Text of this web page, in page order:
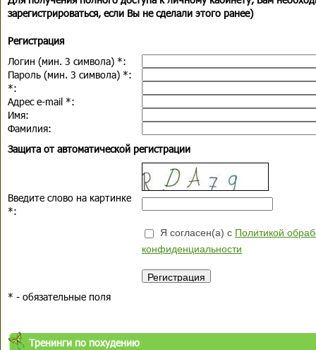
зарегистрироваться, если Вы не сделали этого ранее)
Регистрация
Логин (мин. 3 символа) *:
Пароль (мин. 3 символа) *:
*:
Адрес e-mail *:
Имя:
Фамилия:
Защита от автоматической регистрации
Введите слово на картинке
*:
Я согласен(а) с Политикой
конфиденциальности
* - обязательные поля
Тренинги по похудению